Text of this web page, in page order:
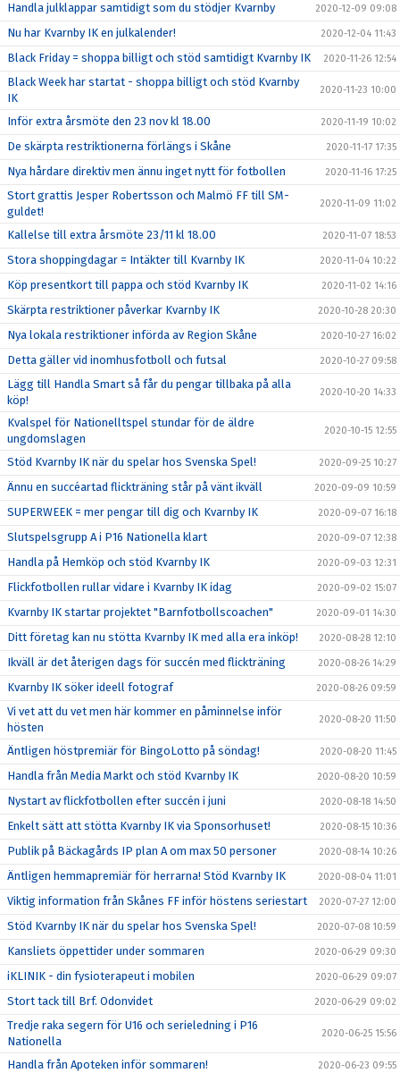
Handla julklappar samtidigt som du stödjer Kvarnby 2020-12-09 09:08
Nu har Kvarnby IK en julkalender! 2020-12-04 11:43
Black Friday = shoppa billigt och stöd samtidigt Kvarnby IK 2020-11-26 12:54
Black Week har startat - shoppa billigt och stöd Kvarnby
IK
2020-11-23 10:00
Inför extra årsmöte den 23 nov kl 18.00 2020-11-19 10:02
De skärpta restriktionerna förlängs i Skåne 2020-11-17 17:35
Nya hårdare direktiv men ännu inget nytt för fotbollen 2020-11-16 17:25
Stort grattis Jesper Robertsson och Malmö FF till SM-
guldet!
2020-11-09 11:02
Kallelse till extra årsmöte 23/11 kl 18.00 2020-11-07 18:53
Stora shoppingdagar = Intäkter till Kvarnby IK 2020-11-04 10:22
Köp presentkort till pappa och stöd Kvarnby IK 2020-11-02 14:16
Skärpta restriktioner påverkar Kvarnby IK 2020-10-28 20:30
Nya lokala restriktioner införda av Region Skåne 2020-10-27 16:02
Detta gäller vid inomhusfotboll och futsal 2020-10-27 09:58
Lägg till Handla Smart så får du pengar tillbaka på alla
köp!
2020-10-20 14:33
Kvalspel för Nationelltspel stundar för de äldre
ungdomslagen
2020-10-15 12:55
Stöd Kvarnby IK när du spelar hos Svenska Spel! 2020-09-25 10:27
Ännu en succéartad flickträning står på vänt ikväll 2020-09-09 10:59
SUPERWEEK = mer pengar till dig och Kvarnby IK 2020-09-07 16:18
Slutspelsgrupp A i P16 Nationella klart 2020-09-07 12:38
Handla på Hemköp och stöd Kvarnby IK 2020-09-03 12:31
Flickfotbollen rullar vidare i Kvarnby IK idag 2020-09-02 15:07
Kvarnby IK startar projektet "Barnfotbollscoachen" 2020-09-01 14:30
Ditt företag kan nu stötta Kvarnby IK med alla era inköp! 2020-08-28 12:10
Ikväll är det återigen dags för succén med flickträning 2020-08-26 14:29
Kvarnby IK söker ideell fotograf 2020-08-26 09:59
Vi vet att du vet men här kommer en påminnelse inför
hösten
2020-08-20 11:50
Äntligen höstpremiär för BingoLotto på söndag! 2020-08-20 11:45
Handla från Media Markt och stöd Kvarnby IK 2020-08-20 10:59
Nystart av flickfotbollen efter succén i juni 2020-08-18 14:50
Enkelt sätt att stötta Kvarnby IK via Sponsorhuset! 2020-08-15 10:36
Publik på Bäckagårds IP plan A om max 50 personer 2020-08-14 10:26
Äntligen hemmapremiär för herrarna! Stöd Kvarnby IK 2020-08-04 11:01
Viktig information från Skånes FF inför höstens seriestart 2020-07-27 12:00
Stöd Kvarnby IK när du spelar hos Svenska Spel! 2020-07-08 10:59
Kansliets öppettider under sommaren 2020-06-29 09:30
iKLINIK - din fysioterapeut i mobilen 2020-06-29 09:07
Stort tack till Brf. Odonvidet 2020-06-29 09:02
Tredje raka segern för U16 och serieledning i P16
Nationella
2020-06-25 15:56
Handla från Apoteken inför sommaren! 2020-06-23 09:55